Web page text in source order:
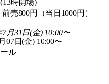
時開場)
売800円（当日1000円）
月31日(金) 10:00〜
07日(金) 10:00〜
ール